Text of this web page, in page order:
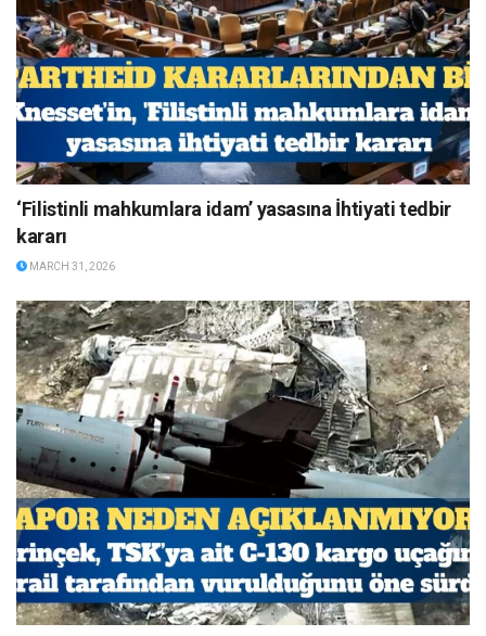
‘Filistinli mahkumlara idam’ yasasına İhtiyati tedbir
kararı
MARCH 31, 2026